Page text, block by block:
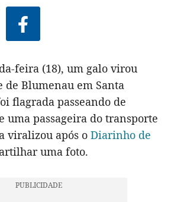
feira (18), um galo virou
de Blumenau em Santa
flagrada passeando de
uma passageira do transporte
viralizou após o Diarinho de
uma foto.